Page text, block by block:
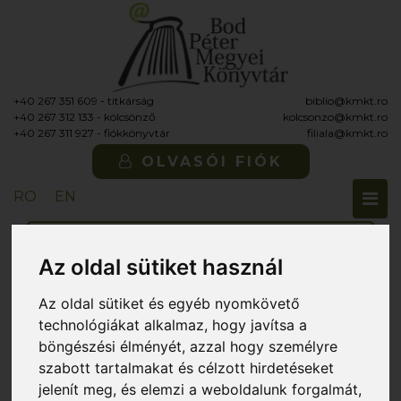
Az oldal sütiket használ
Az oldal sütiket és egyéb nyomkövető
technológiákat alkalmaz, hogy javítsa a
böngészési élményét, azzal hogy személyre
szabott tartalmakat és célzott hirdetéseket
jelenít meg, és elemzi a weboldalunk forgalmát,
+40 267 351 609 - titkárság
biblio@kmkt.ro
+40 267 312 133 - kölcsönző
kolcsonzo@kmkt.ro
+40 267 311 927 - fiókkönyvtár
filiala@kmkt.ro
OLVASÓI FIÓK
RO EN
Itt vagy: » Szolgáltatások » Digitalizálás
Digitalizálás
2009-ben kezdtük el a helytörténeti célú